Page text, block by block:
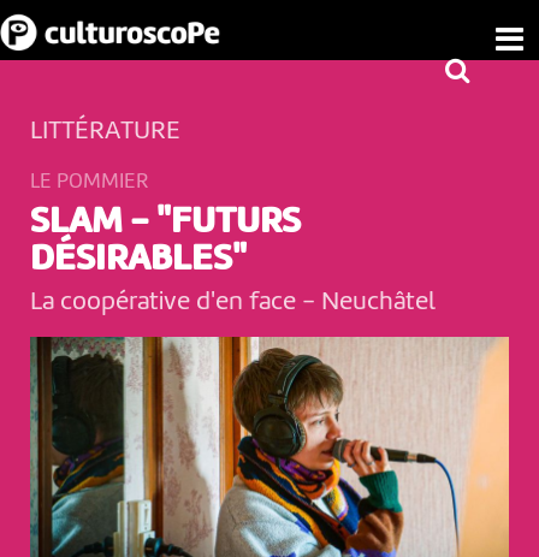
LITTÉRATURE
LE POMMIER
SLAM - "FUTURS
DÉSIRABLES"
La coopérative d'en face - Neuchâtel